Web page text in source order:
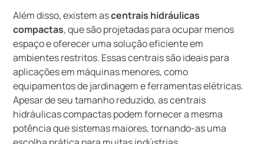
Além disso, existem ascentrais hidráulicas
compactas, que são projetadas para ocupar menos
espaço e oferecer uma solução eficiente em
ambientes restritos. Essas centrais são ideais para
aplicações em máquinas menores, como
equipamentos de jardinagem e ferramentas elétricas.
Apesar de seu tamanho reduzido, as centrais
hidráulicas compactas podem fornecer a mesma
potência que sistemas maiores, tornando-as uma